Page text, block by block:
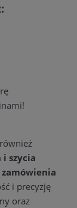
szycia
zamówienia
i precyzję
oraz